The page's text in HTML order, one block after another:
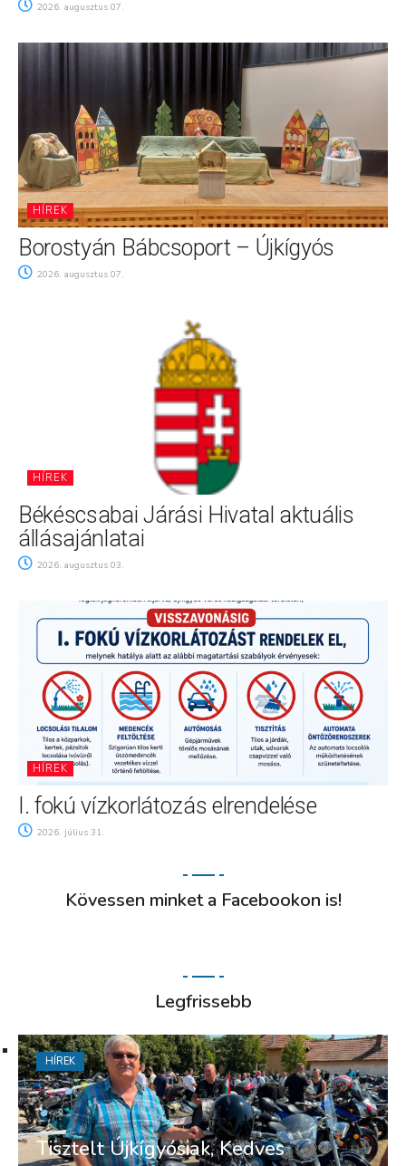
2026. augusztus 07.
HÍREK
Borostyán Bábcsoport – Újkígyós
2026. augusztus 07.
HÍREK
Békéscsabai Járási Hivatal aktuális
állásajánlatai
2026. augusztus 03.
HÍREK
I. fokú vízkorlátozás elrendelése
2026. július 31.
Kövessen minket a Facebookon is!
Legfrissebb
Tisztelt Újkígyósiak, Kedves
HÍREK